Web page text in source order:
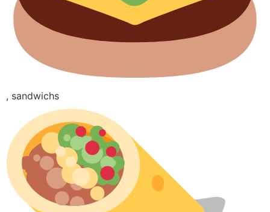
, sandwichs